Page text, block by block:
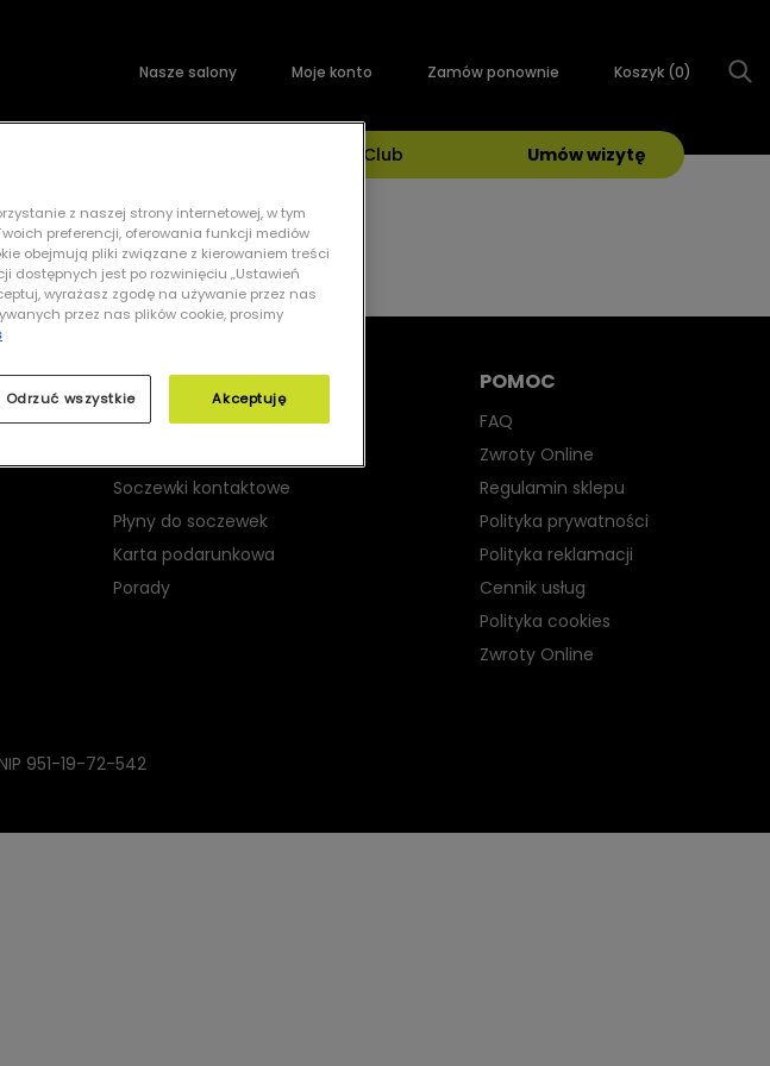
Nasze salony Moje konto Zamów ponownie Koszyk (0)
Grand Optical Club Umów wizytę
PRODUKTY
Okulary korekcyjne
Soczewki kontaktowe
Płyny do soczewek
Karta podarunkowa
Porady
POMOC
FAQ
Zwroty Online
Regulamin sklepu
Polityka prywatności
Polityka reklamacji
Cennik usług
Polityka cookies
Zwroty Online
951-19-72-542
z naszej strony internetowej, w tym
preferencji, oferowania funkcji mediów
obejmują pliki związane z kierowaniem treści
dostępnych jest po rozwinięciu „Ustawień
wyrażasz zgodę na używanie przez nas
przez nas plików cookie, prosimy
Odrzuć wszystkie Akceptuję